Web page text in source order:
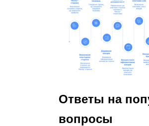
Ответы на
вопросы